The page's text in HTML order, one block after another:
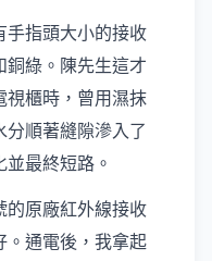
手指頭大小的接收
綠。陳先生這才
視櫃時，曾用濕抹
順著縫隙滲入了
最終短路。
的原廠紅外線接收
。通電後，我拿起